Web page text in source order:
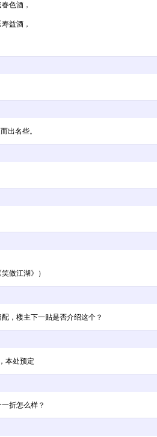
色酒，
益酒，
出名些。
傲江湖》）
，楼主下一贴是否介绍这个？
本处预定
折怎么样？